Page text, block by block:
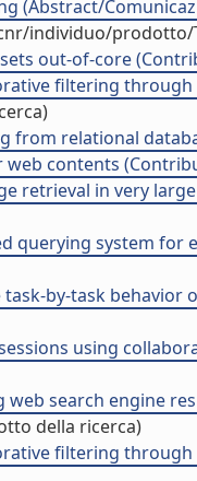
(Abstract/
individuo/prodotto/
out-of-core
filtering
from relational
web contents
retrieval in very
querying system
by-task behavior
using
search engine
della ricerca)
filtering